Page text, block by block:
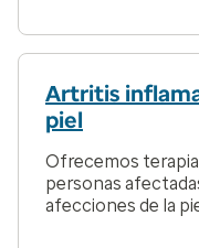
Artritis
piel
Ofrecemos
personas
afecciones de la